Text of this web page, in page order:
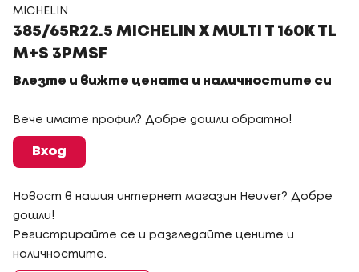
MICHELIN
385/65R22.5 MICHELIN X MULTI T 160K TL
M+S 3PMSF
Влезте и вижте цената и наличностите си
Вече имате профил? Добре дошли обратно!
Вход
Новост в нашия интернет магазин Heuver? Добре
дошли!
Регистрирайте се и разгледайте цените и
наличностите.